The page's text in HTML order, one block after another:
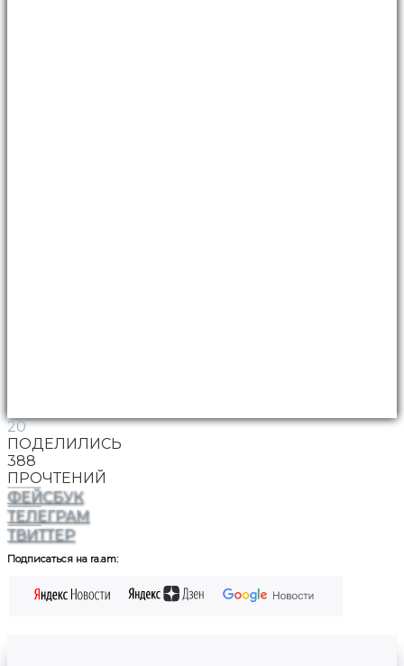
20
ПОДЕЛИЛИСЬ
388
ПРОЧТЕНИЙ
ФЕЙСБУК
ТЕЛЕГРАМ
ТВИТТЕР
Подписаться на ra.am: